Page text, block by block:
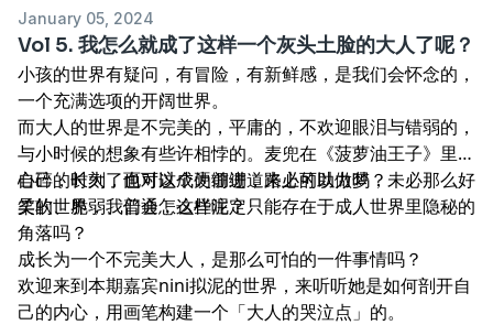
January 05, 2024
Vol 5. 我怎么就成了这样一个灰头土脸的大人了呢？
小孩的世界有疑问，有冒险，有新鲜感，是我们会怀念的，
一个充满选项的开阔世界。
而大人的世界是不完美的，平庸的，不欢迎眼泪与错弱的，
与小时候的想象有些许相悖的。麦兜在《菠萝油王子》里问
自己，长大了面对这个硬绷绷，未必可以做梦，未必那么好
笑的世界，我们会怎么样呢？
心碎的时刻，也可以成为前进道路上的助力吗？
柔软、脆弱、普通，这些注定只能存在于成人世界里隐秘的
角落吗？
成长为一个不完美大人，是那么可怕的一件事情吗？
欢迎来到本期嘉宾nini拟泥的世界，来听听她是如何剖开自
己的内心，用画笔构建一个「大人的哭泣点」的。